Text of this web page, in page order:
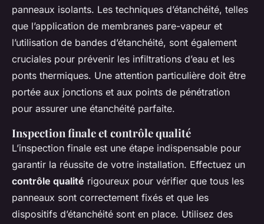
panneaux isolants. Les techniques d’étanchéité, telles
que l’application de membranes pare-vapeur et
l’utilisation de bandes d’étanchéité, sont également
cruciales pour prévenir les infiltrations d’eau et les
ponts thermiques. Une attention particulière doit être
portée aux jonctions et aux points de pénétration
pour assurer une étanchéité parfaite.
Inspection finale et contrôle qualité
L’inspection finale est une étape indispensable pour
garantir la réussite de votre installation. Effectuez un
contrôle qualité rigoureux pour vérifier que tous les
panneaux sont correctement fixés et que les
dispositifs d’étanchéité sont en place. Utilisez des